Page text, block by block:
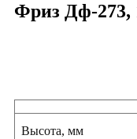
Фриз Дф-273,
Высота, мм